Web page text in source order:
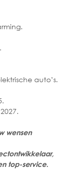
auto’s.
wensen
top-service.